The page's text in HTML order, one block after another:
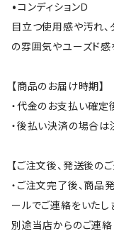
•コンディションＤ
目立つ使用感や汚れ
の雰囲気やユーズド感
【商品のお届け時期】
・代金のお支払い確定
・後払い決済の場合は
【ご注文後、発送後の
・ご注文完了後、商品
ールでご連絡をいたし
別途当店からのご連絡